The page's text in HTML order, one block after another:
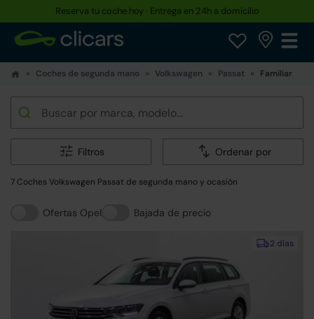
Reserva tu coche hoy · Entrega en 24h a domicilio
Coches de segunda mano Volkswagen Passat Familiar
Filtros Ordenar por
7 Coches Volkswagen Passat de segunda mano y ocasión
Ofertas Opel Bajada de precio
2 días